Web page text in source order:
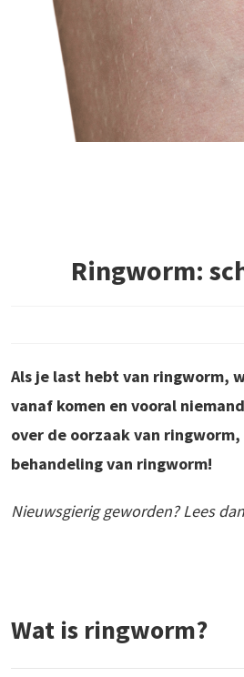
Ringworm:
Als je last hebt van ringworm,
vanaf komen en vooral
over de oorzaak van
behandeling van ringworm!
Nieuwsgierig geworden? Lees
Wat is ringworm?